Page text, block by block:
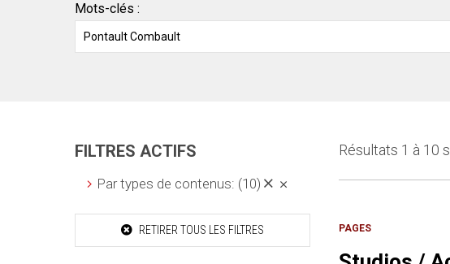
Mots-clés :
FILTRES ACTIFS
Par types de contenus: (10)
RETIRER TOUS LES FILTRES
Résultats 1 à 10
PAGES